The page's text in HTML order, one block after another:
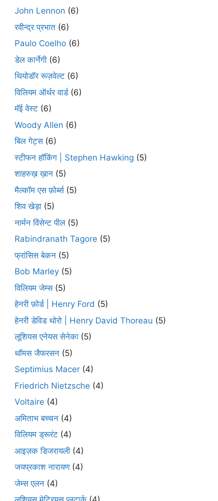
John Lennon (6)
रवीन्द्र प्रभात (6)
Paulo Coelho (6)
डेल कार्नेगी (6)
थियोडॉर रूज़वेल्ट (6)
विलियम ऑर्थर वार्ड(6)
मॅई वेस्ट (6)
Woody Allen (6)
बिल गेट्स(6)
स्टीफन हॉकिंग | Stephen Hawking (5)
शाहरुख़ ख़ान (5)
मैल्कॉम एस फ़ोर्ब्स(5)
शिव खेड़ा (5)
नार्मन विंसेन्ट पील(5)
Rabindranath Tagore (5)
फ्रांसिस बेकन (5)
Bob Marley (5)
विलियम जेम्स(5)
हेनरी फ़ोर्ड | Henry Ford (5)
हेनरी डेविड थोरो | Henry David Thoreau (5)
लूशियस एनेयस सेनेका (5)
थॉमस जैफरसन (5)
Septimius Macer (4)
Friedrich Nietzsche (4)
Voltaire (4)
अमिताभ बच्चन (4)
विलियम ड्रूरंट (4)
आइज़क डिजरायली (4)
जयप्रकाश नारायण(4)
जेम्स एलन (4)